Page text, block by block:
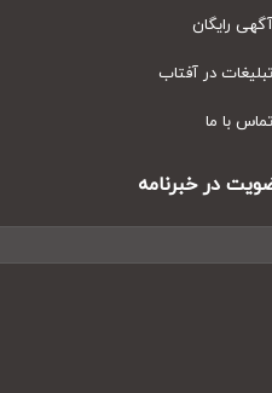
رایگان
در آفتاب
با ما
در خبرنامه